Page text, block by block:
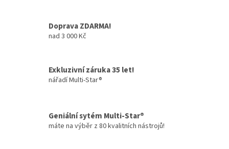
Doprava ZDARMA!
nad 3 000 Kč
Exkluzivní záruka 35 let!
nářadí Multi-Star®
Geniální sytém Multi-Star®
máte na výběr z 80 kvalitních nástrojů!